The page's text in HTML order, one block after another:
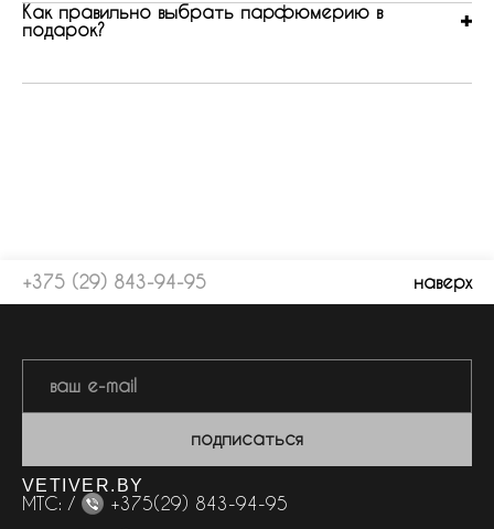
Как правильно выбрать парфюмерию в
подарок?
+375 (29) 843-94-95 наверх
подписаться
VETIVER.BY
МТС: /
+375(29) 843-94-95